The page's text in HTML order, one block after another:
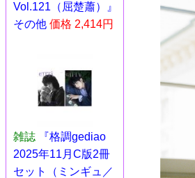
Vol.121（屈楚蕭）』
その他 価格 2,414円
雑誌
『格調gediao
2025年11月C版2冊
セット（ミンギュ／